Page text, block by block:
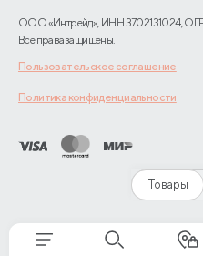
Товары
ООО «Интрейд», ИНН 3702131024,
Все права защищены.
Пользовательское соглашение
Политика конфиденциальности